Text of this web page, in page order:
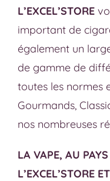
L’EXCEL’STORE
important de
également un
de gamme de
toutes les normes
Gourmands,
nos nombreuses
LA VAPE, AU
L’EXCEL’STORE